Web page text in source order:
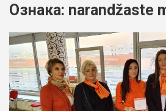
Ознака: narandžaste